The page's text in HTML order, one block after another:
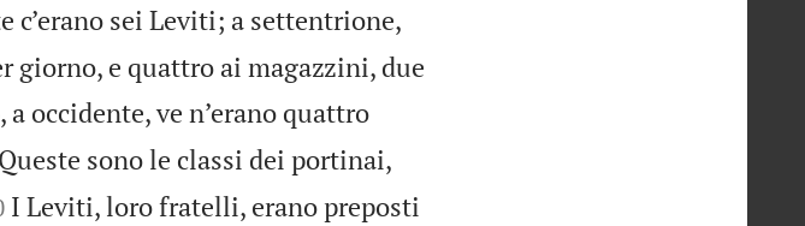
c’erano sei Leviti; a settentrione,
giorno, e quattro ai magazzini, due
occidente, ve n’erano quattro
Queste sono le classi dei portinai,
I Leviti, loro fratelli, erano preposti